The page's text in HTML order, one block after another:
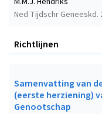
Ned Tijdschr Geneeskd.
Richtlijnen
Samenvatting van
(eerste herziening)
Genootschap